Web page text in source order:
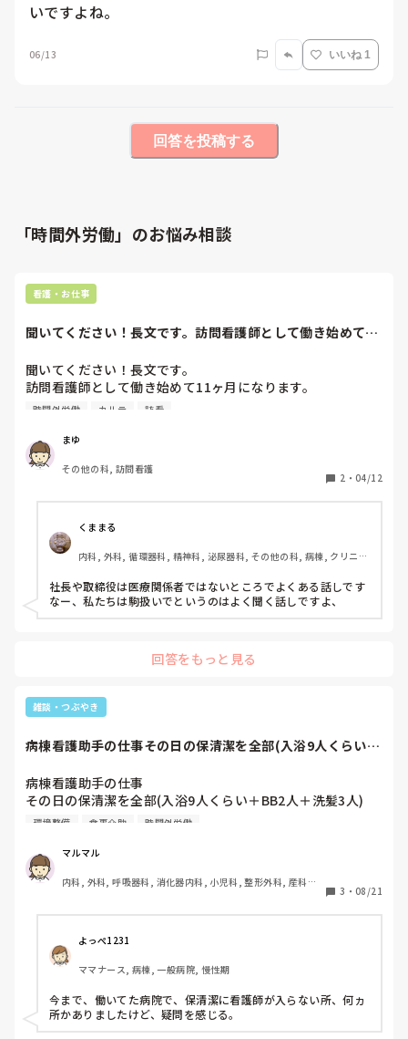
いですよね。
06/13 いいね 1
回答を投稿する
「時間外労働」のお悩み相談
看護・お仕事
聞いてください！長文です。訪問看護師として働き始めて11
聞いてください！長文です。
訪問看護師として働き始めて11ヶ月になります。
現在利用者様がやや少ないため、訪問件数は4〜5件/日。
110km/日。100km超える日は休憩時間もとれず、ほとんど
車を運転しています。軽食とりながら運転していることも多
いです。比較的近場を廻るときは事務所に一旦帰って休憩で
記録をしています。ちなみに電子カルテではなく、手書きカ
ルテです。休憩時間がまともにとれないのは、訪問予定によ
ってしかたないな…とは思っています。（まぁ問題だと思い
ますが…）
勤務終了時間まで訪問の時は、直帰もしています。
なので、記録が書けれず2.3日くらいたまってしまうこと
も…朝少し早めに事務所に行って記録することもあります
書作成したり等々はどうしても時間外になってしまいます。
す）経営していて、社長（日和見主義、軽い）→取締役（気
分屋、基本的に人を見下している）→それぞれの事務所に管
いる事務所（Aとする）のほうが利用者様が少ないのに、も
るのはおかしいと取締役。カルテを持って出て、途中で書け
と。
そもそも紙カルテを外に持ってでるのもどうかと思うし、ろ
ないし。
うち（A事務所）とB事務所の訪問範囲も違えば移動距離も
違う。単純に訪問件数と時間外の時間だけみておかしいとい
締役に反論はしてくれているし、社長にもうちのスタッフの
状況を説明してくれています。
どうしても必要な時間外勤務しかつけていないのですが、そ
れも「悪」と捉えられているのってなんだかムカついて…。
必要な時間外勤務も認めてくれないなんて、辞めたくなる理
由にしてもいいですかね？
時間外労働 カルテ 訪看
まゆ
その他の科, 訪問看護
2 ・ 04/12
くままる
内科, 外科, 循環器科, 精神科, 泌尿器科, その他の科, 病棟, クリニッ
室, 派遣
社長や取締役は医療関係者ではないところでよくある話しです
なー、私たちは駒扱いでというのはよく聞く話しですよ、
回答をもっと見る
雑談・つぶやき
病棟看護助手の仕事その日の保清潔を全部(入浴9人くらい＋
病棟看護助手の仕事
その日の保清潔を全部(入浴9人くらい＋BB2人＋洗髪3人)
吸引交換
配茶
環境整備
入退院のベット清掃
トイレ介助
食事時の離床と車椅子移乗
コール対応
配膳と下膳
これを1〜2人でやってるらしい。
環境整備 食事介助 時間外労働
マルマル
内科, 外科, 呼吸器科, 消化器内科, 小児科, 整形外科, 産科・
ダー, 神経内科, 脳神経外科, GCU, 消化器外科, 一般病院, 大
3 ・ 08/21
よっぺ1231
ママナース, 病棟, 一般病院, 慢性期
今まで、働いてた病院で、保清潔に看護師が入らない所、何ヵ
所かありましたけど、疑問を感じる。